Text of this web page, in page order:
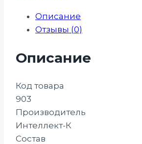
Описание
Отзывы (0)
Описание
Код товара
903
Производитель
Интеллект-К
Состав